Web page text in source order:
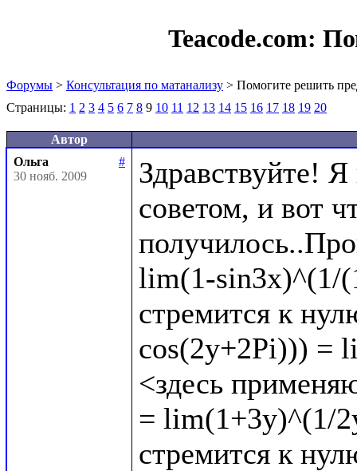
Teacode.com:
Форумы > Консультация по матанализу > Помогите решить
Страницы: 1 2 3 4 5 6 7 8 9 10 11 12 13 14 15 16 17 18 19 20
Автор
Ольга
#
30 нояб. 2009
Здравствуйте!
советом, и вот
lim(1-sin3x)^(1/
стремится к
cos(2y+2Pi))) =
<здесь
= lim(1+3y)^(1/
стремится к